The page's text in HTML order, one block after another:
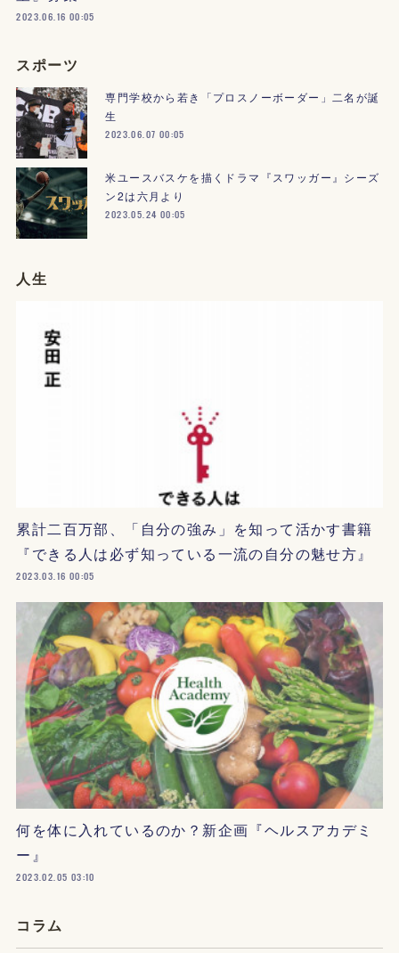
2023.06.16 00:05
スポーツ
専門学校から若き「プロスノーボーダー」二名が誕
生
2023.06.07 00:05
米ユースバスケを描くドラマ『スワッガー』シーズ
ン2は六月より
2023.05.24 00:05
人生
累計二百万部、「自分の強み」を知って活かす書籍
『できる人は必ず知っている一流の自分の魅せ方』
2023.03.16 00:05
何を体に入れているのか？新企画『ヘルスアカデミ
ー』
2023.02.05 03:10
コラム